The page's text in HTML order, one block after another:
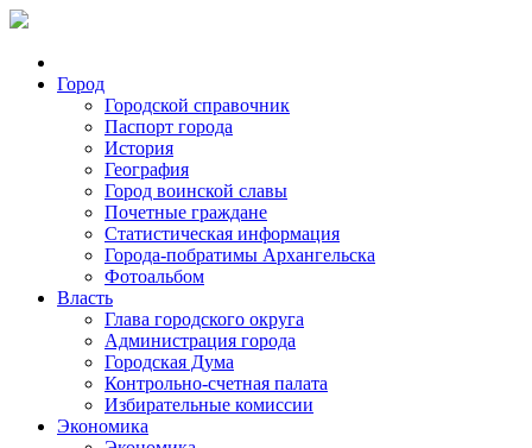
Город
Городской справочник
Паспорт города
История
География
Город воинской славы
Почетные граждане
Статистическая информация
Города-побратимы Архангельска
Фотоальбом
Власть
Глава городского округа
Администрация города
Городская Дума
Контрольно-счетная палата
Избирательные комиссии
Экономика